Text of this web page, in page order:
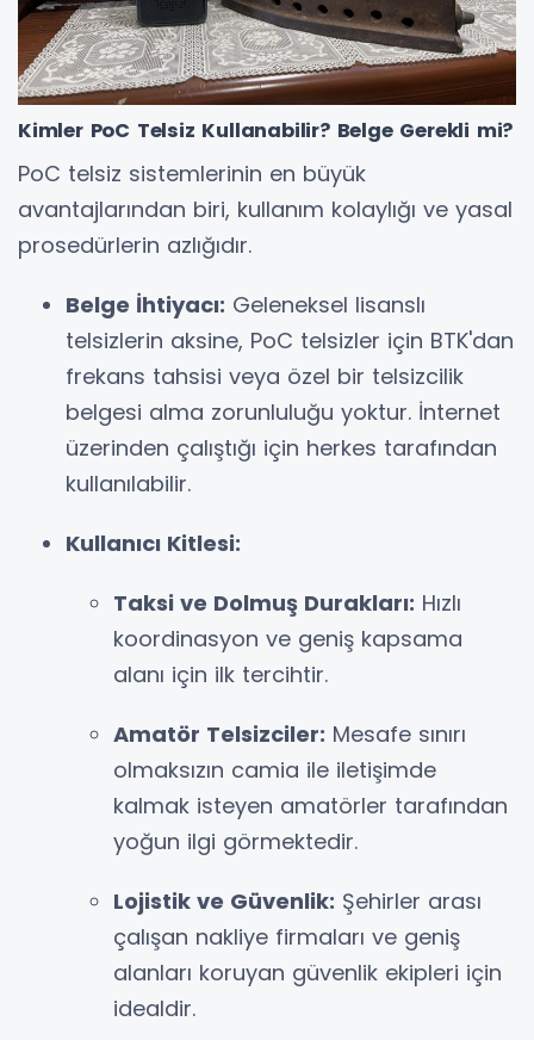
Kimler PoC Telsiz Kullanabilir? Belge Gerekli mi?
PoC telsiz sistemlerinin en büyük
avantajlarından biri, kullanım kolaylığı ve yasal
prosedürlerin azlığıdır.
Belge İhtiyacı: Geleneksel lisanslı
telsizlerin aksine, PoC telsizler için BTK'dan
frekans tahsisi veya özel bir telsizcilik
belgesi alma zorunluluğu yoktur. İnternet
üzerinden çalıştığı için herkes tarafından
kullanılabilir.
Kullanıcı Kitlesi:
Taksi ve Dolmuş Durakları: Hızlı
koordinasyon ve geniş kapsama
alanı için ilk tercihtir.
Amatör Telsizciler: Mesafe sınırı
olmaksızın camia ile iletişimde
kalmak isteyen amatörler tarafından
yoğun ilgi görmektedir.
Lojistik ve Güvenlik: Şehirler arası
çalışan nakliye firmaları ve geniş
alanları koruyan güvenlik ekipleri için
idealdir.